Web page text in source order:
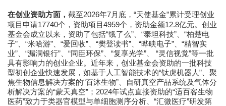
在创业资助方面， 截至2026年7月底，“天使基金”累计受理创业
项目申请17740个，资助项目4959个，资助金额12.8亿元。创业
基金会成立以来，资助了包括“饿了么”、“泰坦科技”、“柏楚电
子”、“米哈游”、“爱回收”、“樊登读书”、“晔映电子”、“精智实
业”、“漏洞银行”、“同臣环保”、“复享光学”、 “灵信视觉”等一批
具有影响力的创业企业。近年来，创业基金会资助的一批科技
型初创企业快速发展，如基于人工智能技术的“钛虎机器人”、聚
焦生物信息解决方案的“百沐生物”、自研真空产品系统及气体分
析解决方案的“蒙天真空”；2024年试点直接资助的“适百客生物
医药”致力于类器官模型与单细胞测序分析、“汇微医疗”研发第